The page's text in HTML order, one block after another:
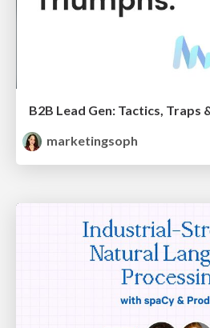
B2B Lead Gen: Tactics, Traps
marketingsoph